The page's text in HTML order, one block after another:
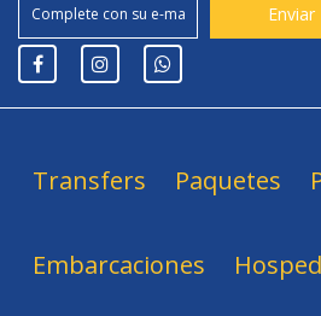
Transfers Paquetes
Embarcaciones